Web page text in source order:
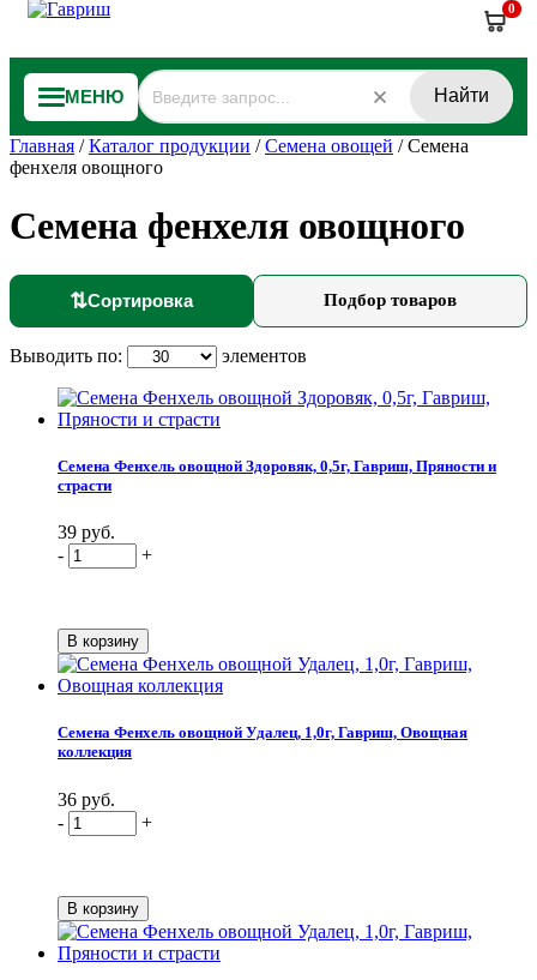
0
МЕНЮ Найти
Главная /Каталог продукции /Семена овощей /Семена
фенхеля овощного
Семена фенхеля овощного
⇅Сортировка Подбор товаров
Выводить по: элементов
Семена Фенхель овощной Здоровяк, 0,5г, Гавриш, Пряности и
страсти
39 руб.
-
+
Семена Фенхель овощной Удалец, 1,0г, Гавриш, Овощная
коллекция
36 руб.
-
+